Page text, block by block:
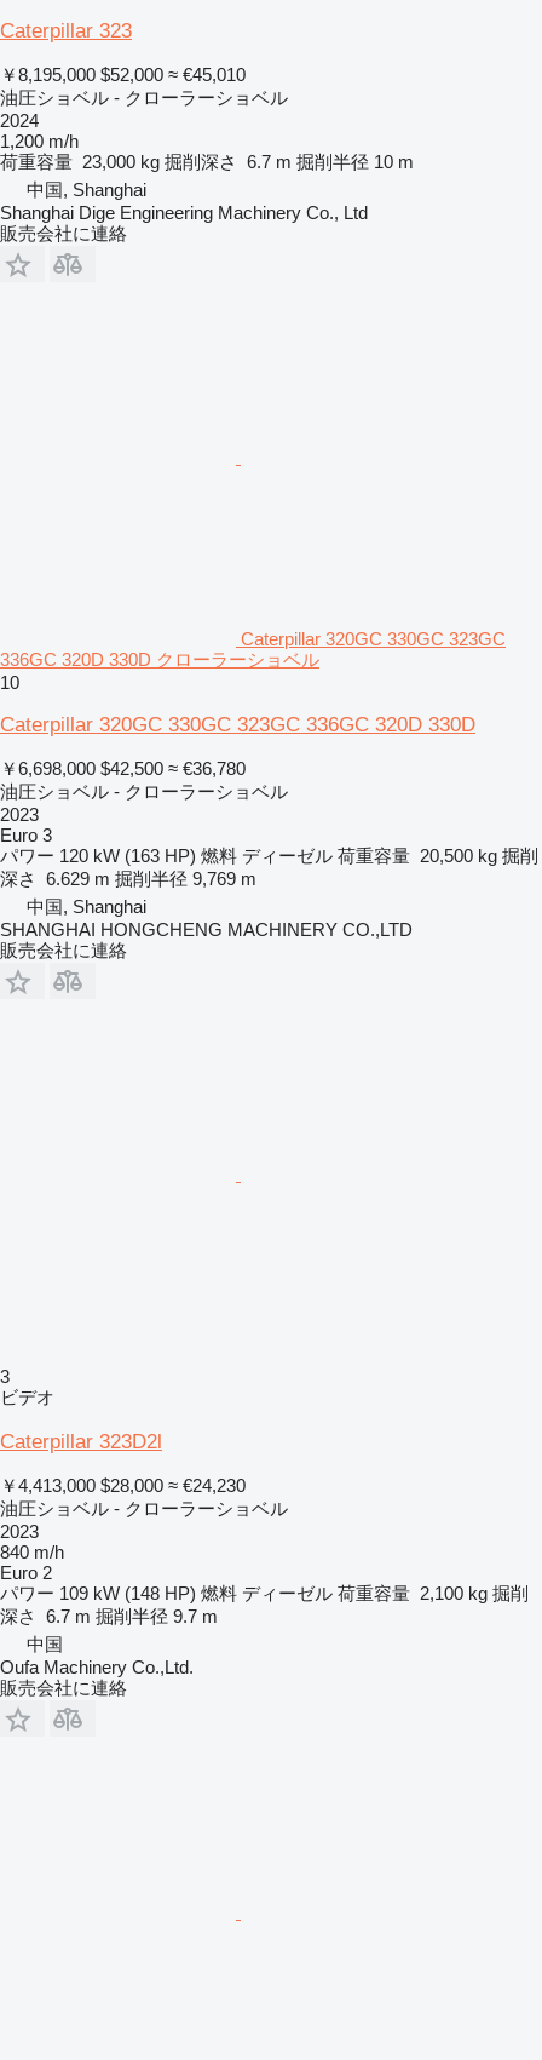
Caterpillar 323
￥8,195,000 $52,000 ≈ €45,010
油圧ショベル - クローラーショベル
2024
1,200 m/h
荷重容量 23,000 kg 掘削深さ 6.7 m 掘削半径 10 m
中国, Shanghai
Shanghai Dige Engineering Machinery Co., Ltd
販売会社に連絡
Caterpillar 320GC 330GC 323GC
336GC 320D 330D クローラーショベル
10
Caterpillar 320GC 330GC 323GC 336GC 320D 330D
￥6,698,000 $42,500 ≈ €36,780
油圧ショベル - クローラーショベル
2023
Euro 3
パワー 120 kW (163 HP) 燃料 ディーゼル 荷重容量 20,500 kg 掘削
深さ
6.629 m 掘削半径 9,769 m
中国, Shanghai
SHANGHAI HONGCHENG MACHINERY CO.,LTD
販売会社に連絡
3
ビデオ
Caterpillar 323D2l
￥4,413,000 $28,000 ≈ €24,230
油圧ショベル - クローラーショベル
2023
840 m/h
Euro 2
パワー 109 kW (148 HP) 燃料 ディーゼル 荷重容量 2,100 kg 掘削
深さ
6.7 m 掘削半径 9.7 m
中国
Oufa Machinery Co.,Ltd.
販売会社に連絡